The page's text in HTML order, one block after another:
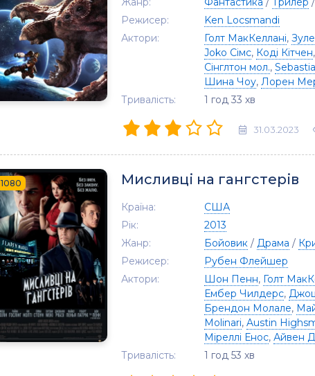
Режисер:
Ken Locsmandi
Актори:
Голт МакКеллані,
Joko Сімс, Коді Кітчен,
Сінглтон мол.,
Шина Чоу, Лорен
Тривалість:
1 год 33 хв
31.03.2023
1080 Мисливці на гангстерів
Країна:
США
Рік:
2013
Жанр:
Бойовик / Драма /
Режисер:
Рубен Флейшер
Актори:
Шон Пенн, Голт
Ембер Чилдерс,
Брендон Молале,
Molinari, Austin
Міреллі Енос, Айвен
Тривалість:
1 год 53 хв